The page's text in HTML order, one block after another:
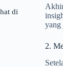
yang
2.
di